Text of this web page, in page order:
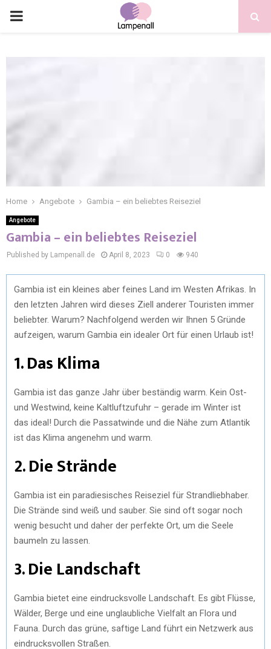
Home Angebote Gambia – ein beliebtes Reiseziel
Angebote
Gambia – ein beliebtes Reiseziel
Published by Lampenall.de April 8, 2023 0 940
Gambia ist ein kleines aber feines Land im Westen Afrikas. In
den letzten Jahren wird dieses Ziell anderer Touristen immer
beliebter. Warum? Nachfolgend werden wir Ihnen 5 Gründe
aufzeigen, warum Gambia ein idealer Ort für einen Urlaub ist!
1. Das Klima
Gambia ist das ganze Jahr über beständig warm. Kein Ost-
und Westwind, keine Kaltluftzufuhr – gerade im Winter ist
das ideal! Durch die Passatwinde und die Nähe zum Atlantik
ist das Klima angenehm und warm.
2. Die Strände
Gambia ist ein paradiesisches Reiseziel für Strandliebhaber.
Die Strände sind weiß und sauber. Sie sind oft sogar noch
wenig besucht und daher der perfekte Ort, um die Seele
baumeln zu lassen.
3. Die Landschaft
Gambia bietet eine eindrucksvolle Landschaft. Es gibt Flüsse,
Wälder, Berge und eine unglaubliche Vielfalt an Flora und
Fauna. Durch das grüne, saftige Land führt ein Netzwerk aus
eindrucksvollen Straßen.